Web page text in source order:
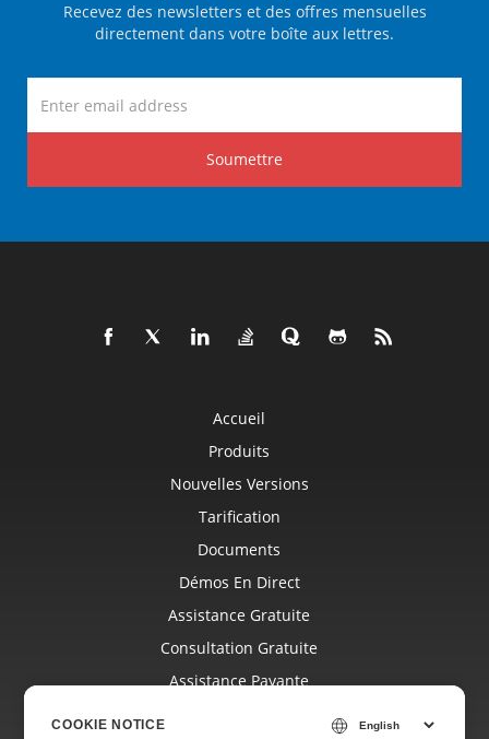
Recevez des newsletters et des offres mensuelles
directement dans votre boîte aux lettres.
Soumettre
Accueil
Produits
Nouvelles Versions
Tarification
Documents
Démos En Direct
Assistance Gratuite
Consultation Gratuite
Assistance Payante
COOKIE NOTICE